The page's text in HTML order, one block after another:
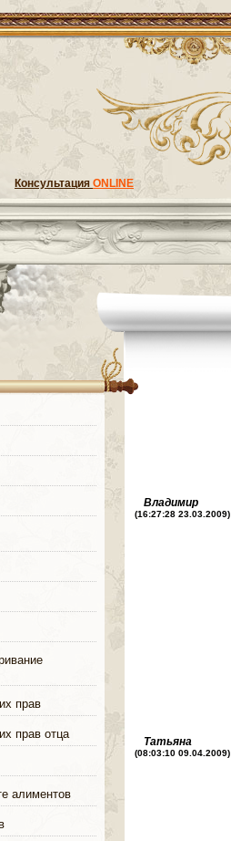
Консультация ONLINE
прав
прав отца
алиментов
Владимир
(16:27:28 23.03.2009)
Татьяна
(08:03:10 09.04.2009)